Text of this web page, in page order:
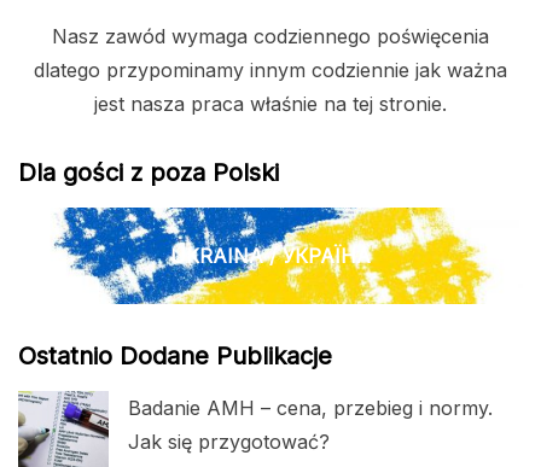
Nasz zawód wymaga codziennego poświęcenia
dlatego przypominamy innym codziennie jak ważna
jest nasza praca właśnie na tej stronie.
Dla gości z poza Polski
UKRAINA / УКРАЇНА
Ostatnio Dodane Publikacje
Badanie AMH – cena, przebieg i normy.
Jak się przygotować?